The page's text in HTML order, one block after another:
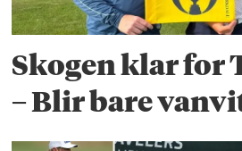
Skogen klar for
– Blir bare